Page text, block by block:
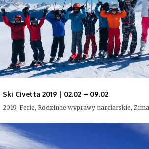
Ski Civetta 2019 | 02.02 – 09.02
2019, Ferie, Rodzinne wyprawy narciarskie, Zima